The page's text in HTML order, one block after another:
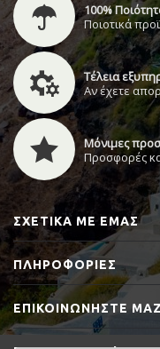
100%
Ποιοτικά
Τέλεια
Αν έχετε
Μόνιμες
Προσφορές
ΣΧΕΤΙΚΆ ΜΕ ΕΜΆΣ
ΠΛΗΡΟΦΟΡΊΕΣ
ΕΠΙΚΟΙΝΩΝΉΣΤΕ